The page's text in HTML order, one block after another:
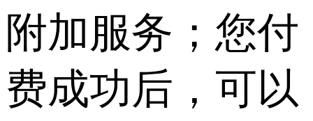
附加服务；您付
费成功后，可以